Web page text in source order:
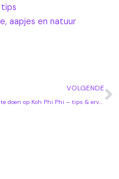
aapjes en natuur
VOLGENDE
Wat te doen op Koh Phi Phi – tips & ervaring